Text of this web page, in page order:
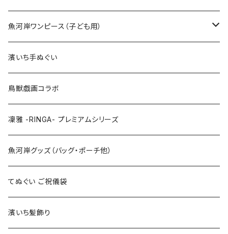
Mサイズ
Lサイズ
LLサイズ
特大3Lサイズ
100cm
110cm
120cm
130cm
上下セット
魚河岸ワンピース（子ども用）
100cm
120cm
濱いち手ぬぐい
鳥獣戯画コラボ
凜雅 -RINGA- プレミアムシリーズ
魚河岸グッズ（バッグ・ポーチ他）
てぬぐい ご祝儀袋
濱いち髪飾り